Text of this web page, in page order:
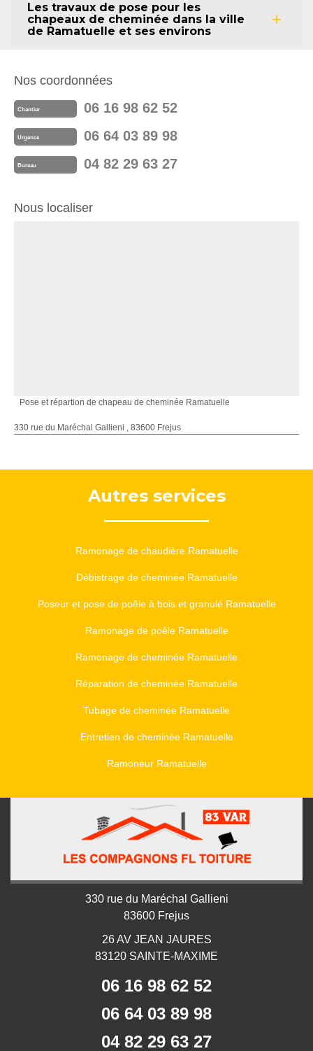
Les travaux de pose pour les
chapeaux de cheminée dans la ville
de Ramatuelle et ses environs
Nos coordonnées
Chantier 06 16 98 62 52
Urgence 06 64 03 89 98
Bureau 04 82 29 63 27
Nous localiser
Pose et répartion de chapeau de cheminée Ramatuelle
330 rue du Maréchal Gallieni , 83600 Frejus
Autres services
Ramonage de chaudière Ramatuelle
Débistrage de cheminée Ramatuelle
Poseur et pose de poêle à bois et granulé Ramatuelle
Ramonage de poêle Ramatuelle
Ramonage de cheminée Ramatuelle
Réparation de cheminée Ramatuelle
Tubage de cheminée Ramatuelle
Entretien de cheminée Ramatuelle
Ramoneur Ramatuelle
330 rue du Maréchal Gallieni
83600 Frejus
26 AV JEAN JAURES
83120 SAINTE-MAXIME
06 16 98 62 52
06 64 03 89 98
04 82 29 63 27